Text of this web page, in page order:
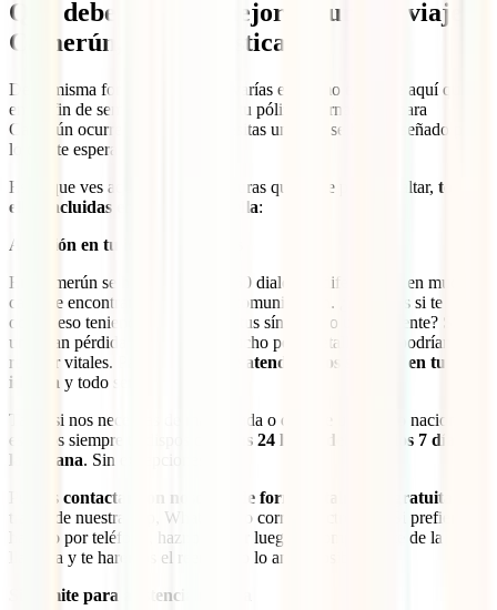
Qué debe tener el mejor seguro de viaje
Camerún, características
De la misma forma que no te llevarías el mismo equipaje aquí que
en un fin de semana a París, con tu póliza internacional para
Camerún ocurre lo mismo. Necesitas una que se haya diseñado para
lo que te espera en el país.
Estas que ves aquí son las coberturas que no te pueden faltar, todas
ellas incluidas en tu IATI Estrella:
Atención en tu idioma 24 horas
En Camerún se hablan más de 250 dialectos diferentes y en muchos
casos te encontrarás barreras de comunicación. ¿Imaginas si te
ocurre eso teniendo que explicar tus síntomas o un accidente? Sería
una gran pérdida de tiempo y, mucho peor, detalles que podrían
resultar vitales. Para evitar eso, t
e atenderemos siempre en tu
idioma y todo será muy fluido.
Tanto si nos necesitas de madrugada o durante un festivo nacional,
estamos siempre tu disposición,
las 24 horas del día y los 7 días de
la semana. Sin excepciones.
Puedes contactar con nosotros de forma totalmente gratuita
través de nuestra app, WhatsApp o correo electrónico. Si prefieres
hacerlo por teléfono, haznos llegar luego el comprobante de la
llamada y te haremos el reembolso lo antes posible.
Sin límite para asistencia médica